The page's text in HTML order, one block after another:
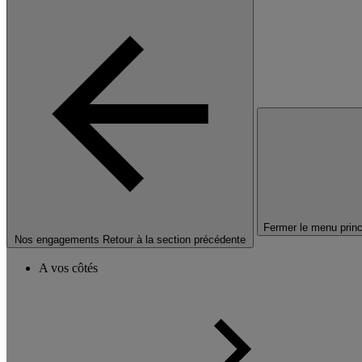
Nos engagements Retour à la section précédente
Fermer le menu
A vos côtés